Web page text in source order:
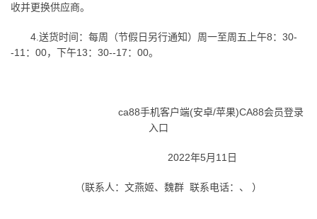
收并更换供应商。
4.送货时间：每周（节假日另行通知）周一至周五上午8：30-
-11：00，下午13：30--17：00。
ca88手机客户端(安卓/苹果)CA88会员登录
入口
2022年5月11日
（联系人：文燕姬、魏群 联系电话： 、 ）